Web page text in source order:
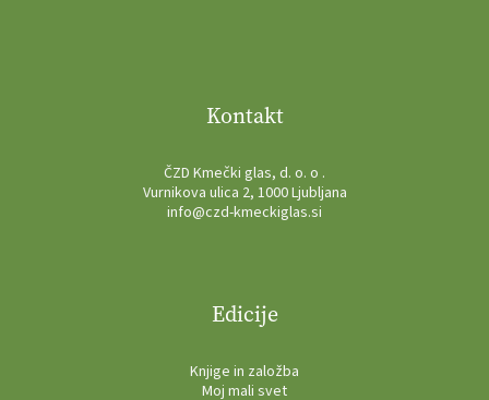
Kontakt
ČZD Kmečki glas, d. o. o .
Vurnikova ulica 2, 1000 Ljubljana
info@czd-kmeckiglas.si
Edicije
Knjige in založba
Moj mali svet